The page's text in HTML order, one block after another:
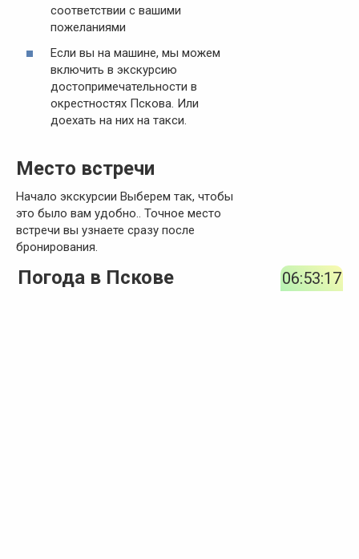
соответствии с вашими
пожеланиями
Если вы на машине, мы можем
включить в экскурсию
достопримечательности в
окрестностях Пскова. Или
доехать на них на такси.
Место встречи
Начало экскурсии Выберем так, чтобы
это было вам удобно.. Точное место
встречи вы узнаете сразу после
бронирования.
Погода в Пскове 06:53:18